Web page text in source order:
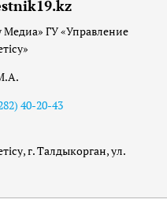
ГУ «Управление
40-20-43
г. Талдыкорган, ул.